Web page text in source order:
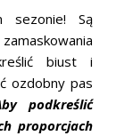
Są
biust i
ozdobny pas
podkreślić
proporcjach